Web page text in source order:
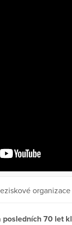
organizace
posledních 70 let